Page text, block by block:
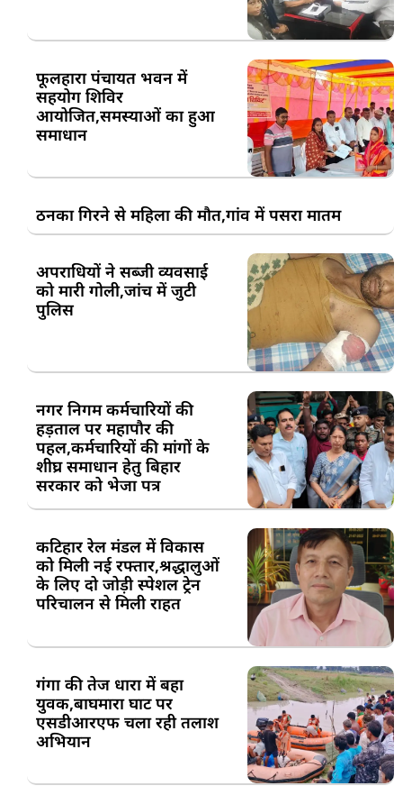
फूलहारा पंचायत भवन में
सहयोग शिविर
आयोजित,समस्याओं का हुआ
समाधान
ठनका गिरने से महिला की मौत,गांव में पसरा मातम
अपराधियों ने सब्जी व्यवसाई
को मारी गोली,जांच में जुटी
पुलिस
नगर निगम कर्मचारियों की
हड़ताल पर महापौर की
पहल,कर्मचारियों की मांगों के
शीघ्र समाधान हेतु बिहार
सरकार को भेजा पत्र
कटिहार रेल मंडल में विकास
को मिली नई रफ्तार,श्रद्धालुओं
के लिए दो जोड़ी स्पेशल ट्रेन
परिचालन से मिली राहत
गंगा की तेज धारा में बहा
युवक,बाघमारा घाट पर
एसडीआरएफ चला रही तलाश
अभियान